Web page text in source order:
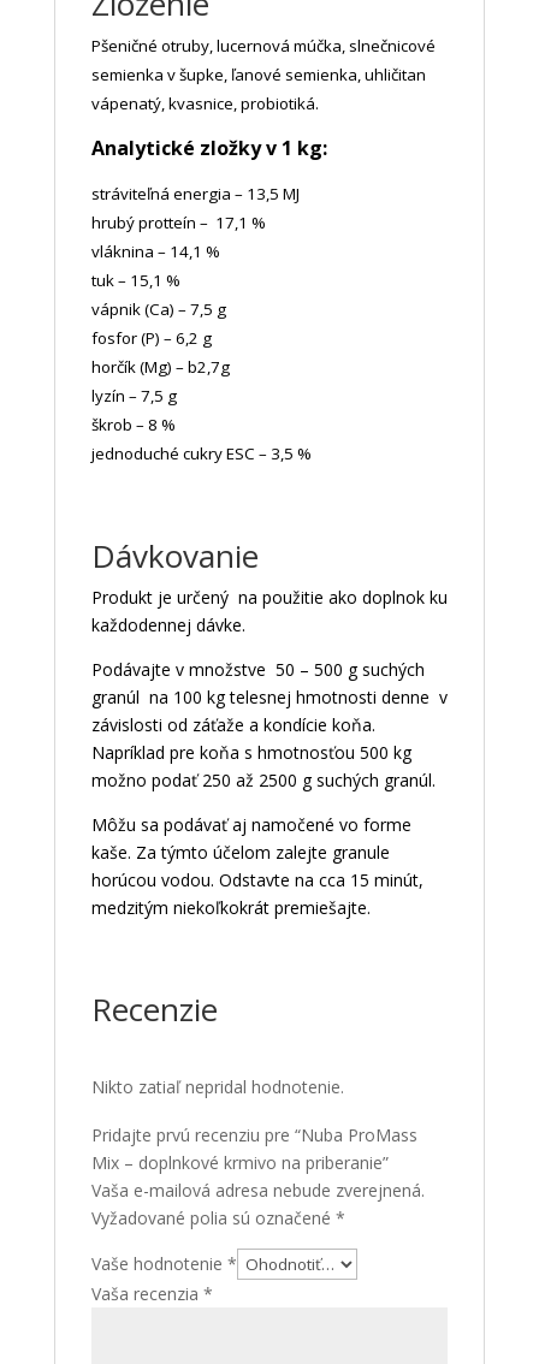
Pšeničné otruby, lucernová múčka, slnečnicové
semienka v šupke, ľanové semienka, uhličitan
vápenatý, kvasnice, probiotiká.
Analytické zložky v 1 kg:
stráviteľná energia – 13,5 MJ
hrubý protteín – 17,1 %
vláknina – 14,1 %
tuk – 15,1 %
vápnik (Ca) – 7,5 g
fosfor (P) – 6,2 g
horčík (Mg) – b2,7g
lyzín – 7,5 g
škrob – 8 %
jednoduché cukry ESC – 3,5 %
Dávkovanie
Produkt je určený na použitie ako doplnok ku
každodennej dávke.
Podávajte v množstve 50 – 500 g suchých
granúl na 100 kg telesnej hmotnosti denne v
závislosti od záťaže a kondície koňa.
Napríklad pre koňa s hmotnosťou 500 kg
možno podať 250 až 2500 g suchých granúl.
Môžu sa podávať aj namočené vo forme
kaše. Za týmto účelom zalejte granule
horúcou vodou. Odstavte na cca 15 minút,
medzitým niekoľkokrát premiešajte.
Recenzie
Nikto zatiaľ nepridal hodnotenie.
Pridajte prvú recenziu pre “Nuba ProMass
Mix – doplnkové krmivo na priberanie”
Vaša e-mailová adresa nebude zverejnená.
Vyžadované polia sú označené *
Vaše hodnotenie *
Vaša recenzia *